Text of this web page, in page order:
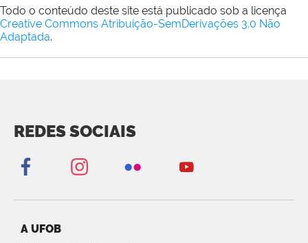
Todo o conteúdo deste site está publicado sob a licença
Creative Commons Atribuição-SemDerivações 3.0 Não
Adaptada.
REDES SOCIAIS
A UFOB